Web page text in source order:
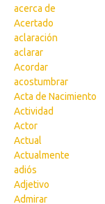
acerca de
Acertado
aclaración
aclarar
Acordar
acostumbrar
Acta de Nacimiento
Actividad
Actor
Actual
Actualmente
adiós
Adjetivo
Admirar